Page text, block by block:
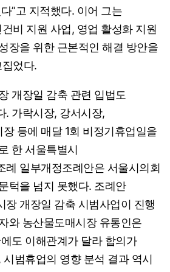
”고 지적했다. 이어 그는
비 지원 사업, 영업 활성화 지원
장을 위한 근본적인 해결 방안을
었다.
개장일 감축 관련 입법도
. 가락시장, 강서시장,
등에 매달 1회 비정기휴업일을
한 서울특별시
례 일부개정조례안은 서울시의회
턱을 넘지 못했다. 조례안
장 개장일 감축 시범사업이 진행
와 농산물도매시장 유통인은
도 이해관계가 달라 합의가
범휴업의 영향 분석 결과 역시